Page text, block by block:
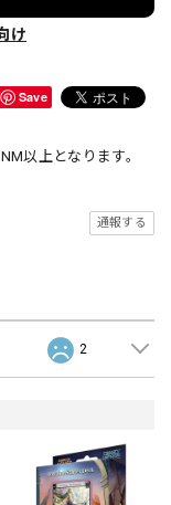
け
Save
以上となります。
通報する
2